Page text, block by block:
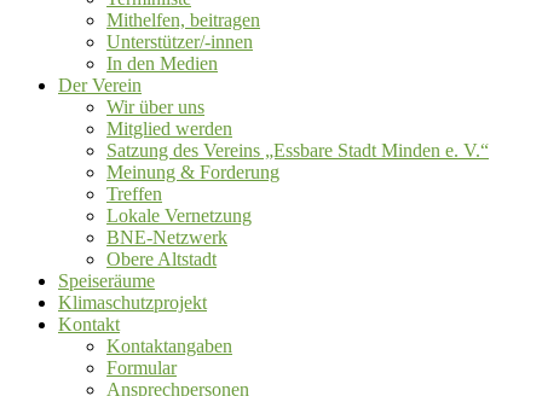
Mithelfen, beitragen
Unterstützer/-innen
In den Medien
Der Verein
Wir über uns
Mitglied werden
Satzung des Vereins „Essbare Stadt Minden e. V.“
Meinung & Forderung
Treffen
Lokale Vernetzung
BNE-Netzwerk
Obere Altstadt
Speiseräume
Klimaschutzprojekt
Kontakt
Kontaktangaben
Formular
Ansprechpersonen